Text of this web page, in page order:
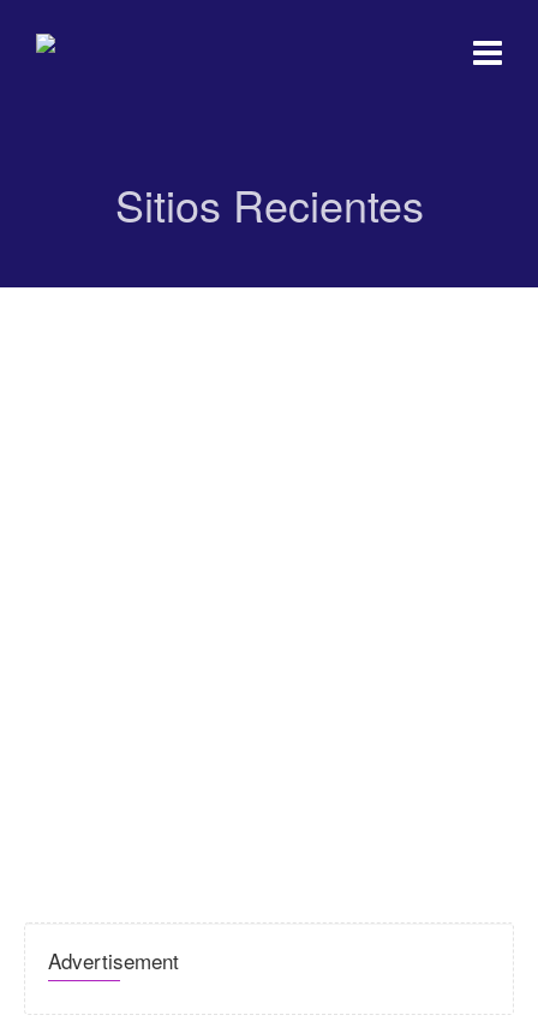
Sitios Recientes
Advertisement